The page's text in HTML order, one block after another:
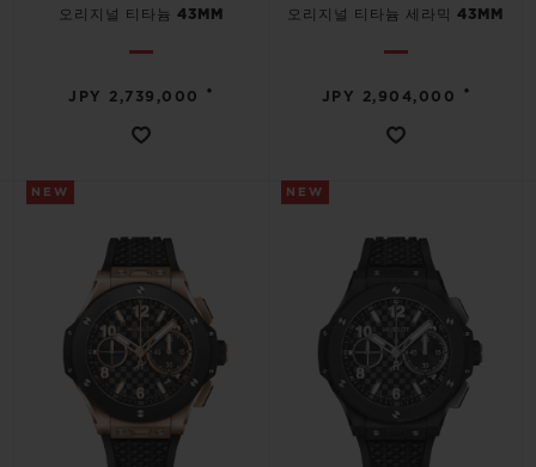
오리지널 티타늄 43MM
JPY 2,739,000 •
오리지널 티타늄 세라믹 43MM
JPY 2,904,000 •
NEW NEW
안전한 결제
연락처